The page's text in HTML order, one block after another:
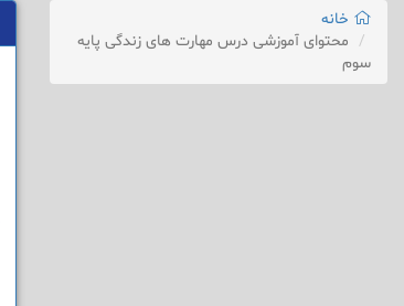
خانه
محتوای آموزشی درس مهارت های زندگی پایه
سوم